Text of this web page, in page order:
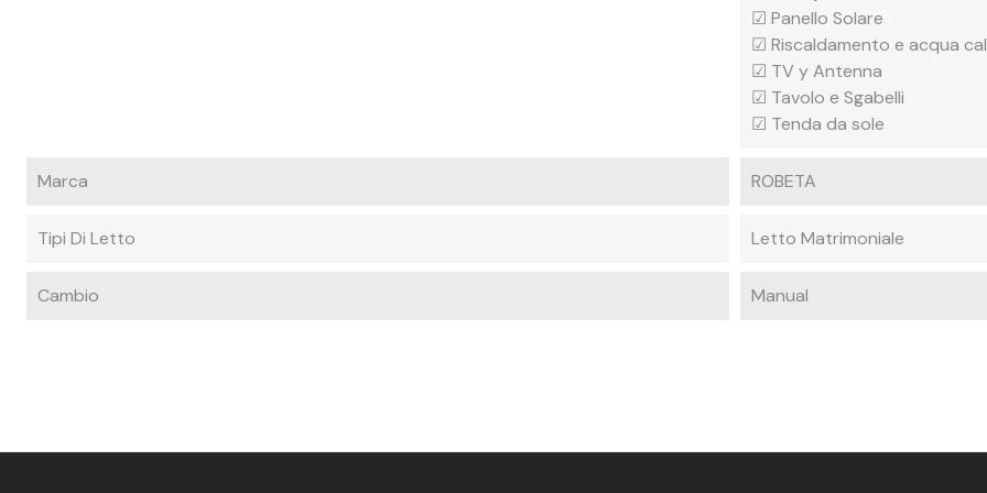
☑ Panello Solare
☑ Riscaldamento e acqua
☑ TV y Antenna
☑ Tavolo e Sgabelli
☑ Tenda da sole
Marca ROBETA
Tipi Di Letto Letto Matrimoniale
Cambio Manual